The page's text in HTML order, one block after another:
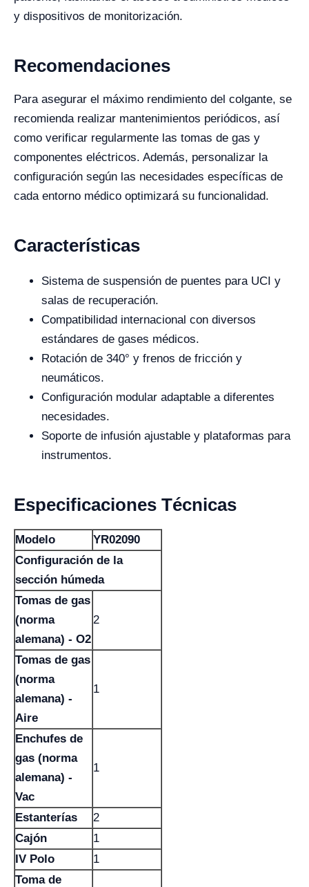
y dispositivos de monitorización.
Recomendaciones
Para asegurar el máximo rendimiento del colgante, se
recomienda realizar mantenimientos periódicos, así
como verificar regularmente las tomas de gas y
componentes eléctricos. Además, personalizar la
configuración según las necesidades específicas de
cada entorno médico optimizará su funcionalidad.
Características
Sistema de suspensión de puentes para UCI y
salas de recuperación.
Compatibilidad internacional con diversos
estándares de gases médicos.
Rotación de 340° y frenos de fricción y
neumáticos.
Configuración modular adaptable a diferentes
necesidades.
Soporte de infusión ajustable y plataformas para
instrumentos.
Especificaciones Técnicas
Modelo
YR02090
Configuración de la
sección húmeda
Tomas de gas
(norma
alemana) - O2
2
Tomas de gas
(norma
alemana) -
Aire
1
Enchufes de
gas (norma
alemana) -
Vac
1
Estanterías
2
Cajón
1
IV Polo
1
Toma de